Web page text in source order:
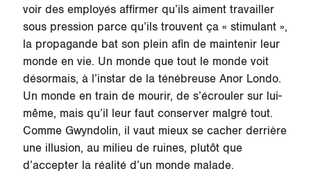
voir des employés affirmer qu’ils aiment travailler
sous pression parce qu’ils trouvent ça « stimulant »,
la propagande bat son plein afin de maintenir leur
monde en vie. Un monde que tout le monde voit
désormais, à l’instar de la ténébreuse Anor Londo.
Un monde en train de mourir, de s’écrouler sur lui-
même, mais qu’il leur faut conserver malgré tout.
Comme Gwyndolin, il vaut mieux se cacher derrière
une illusion, au milieu de ruines, plutôt que
d’accepter la réalité d’un monde malade.